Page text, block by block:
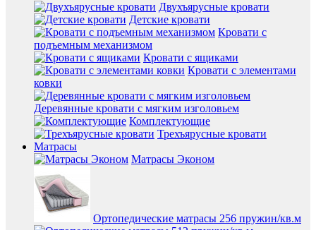
Двухъярусные кровати
Детские кровати
Кровати с
подъемным механизмом
Кровати с ящиками
Кровати с элементами
ковки
Деревянные кровати с мягким изголовьем
Комплектующие
Трехъярусные кровати
Матрасы
Матрасы Эконом
Ортопедические матрасы 256 пружин/кв.м